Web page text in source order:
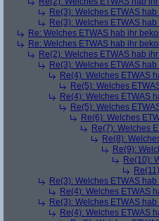
Re(3): Welches ETWAS
Re(3): Welches ETWAS
Re: Welches ETWAS hab ihr
Re: Welches ETWAS hab ihr
Re(2): Welches ETWAS hab
Re(3): Welches ETWAS
Re(4): Welches ETWAS
Re(5): Welches
Re(4): Welches ETWAS
Re(5): Welches
Re(6): Welches
Re(7): Welches
Re(8):
Re(9):
Re(10):
Re(3): Welches ETWAS
Re(4): Welches ETWAS
Re(3): Welches ETWAS
Re(4): Welches ETWAS